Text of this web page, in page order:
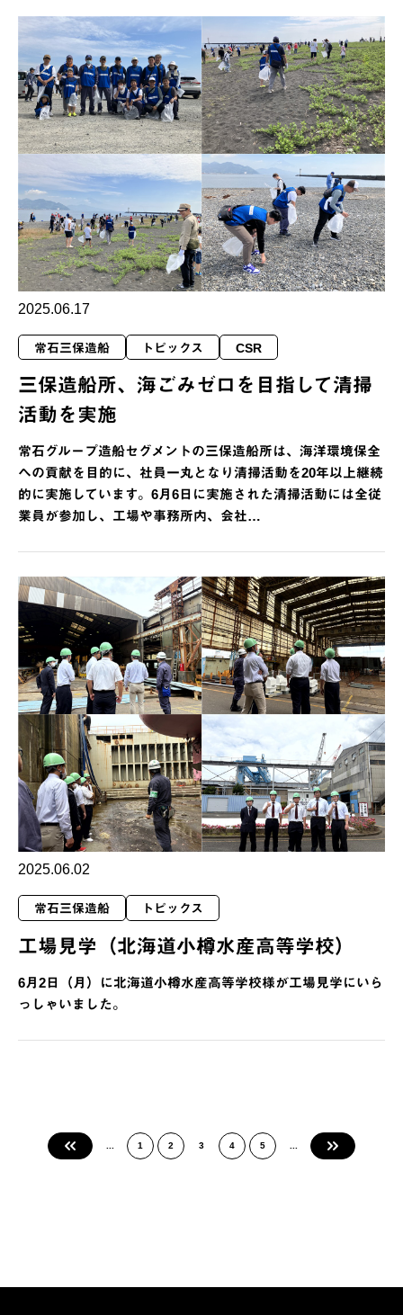
2025.06.17
常石三保造船 トピックス CSR
三保造船所、海ごみゼロを目指して清掃
活動を実施
常石グループ造船セグメントの三保造船所は、海洋環境保全
への貢献を目的に、社員一丸となり清掃活動を20年以上継続
的に実施しています。6月6日に実施された清掃活動には全従
業員が参加し、工場や事務所内、会社…
2025.06.02
常石三保造船 トピックス
工場見学（北海道小樽水産高等学校）
6月2日（月）に北海道小樽水産高等学校様が工場見学にいら
っしゃいました。
« 1 2 3 4 5 »